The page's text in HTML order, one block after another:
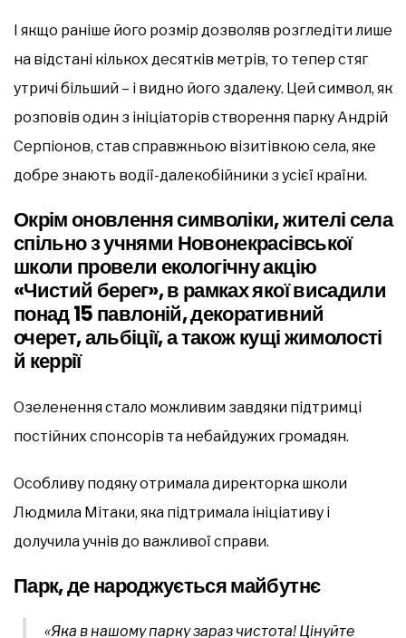
І якщо раніше його розмір дозволяв розгледіти лише
на відстані кількох десятків метрів, то тепер стяг
утричі більший – і видно його здалеку. Цей символ, як
розповів один з ініціаторів створення парку Андрій
Серпіонов, став справжньою візитівкою села, яке
добре знають водії-далекобійники з усієї країни.
Окрім оновлення символіки, жителі села
спільно з учнями Новонекрасівської
школи провели екологічну акцію
«Чистий берег», в рамках якої висадили
понад 15 павлоній, декоративний
очерет, альбіції, а також кущі жимолості
й керрії
Озеленення стало можливим завдяки підтримці
постійних спонсорів та небайдужих громадян.
Особливу подяку отримала директорка школи
Людмила Мітаки, яка підтримала ініціативу і
долучила учнів до важливої справи.
Парк, де народжується майбутнє
«Яка в нашому парку зараз чистота! Цінуйте